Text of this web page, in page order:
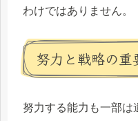
わけではありません。
努力と戦略の重
努力する能力も一部は